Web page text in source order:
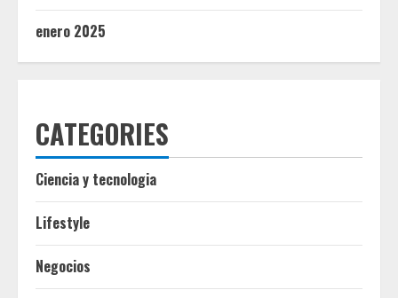
enero 2025
CATEGORIES
Ciencia y tecnologia
Lifestyle
Negocios